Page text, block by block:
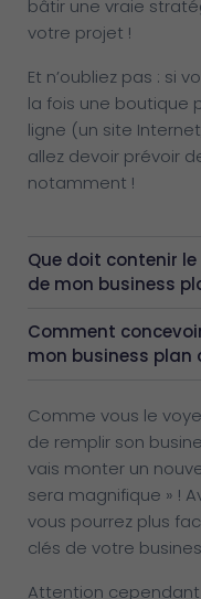
bâtir une vraie
votre projet !
Et n’oubliez pas : si
la fois une boutique
ligne (un site
allez devoir prévoir
notamment !
Que doit contenir
de mon business
Comment
mon business plan
Comme vous le
de remplir son
vais monter un
sera magnifique » !
vous pourrez plus
clés de votre
Attention